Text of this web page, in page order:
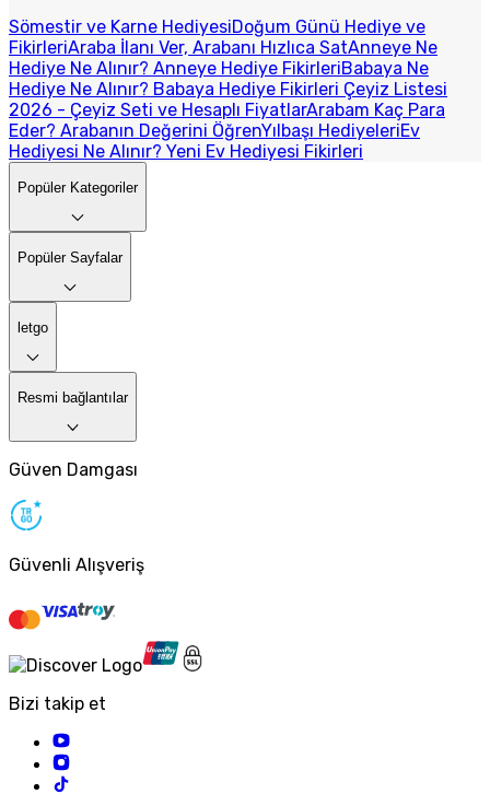
Sömestir ve Karne HediyesiDoğum Günü Hediye ve
FikirleriAraba İlanı Ver, Arabanı Hızlıca SatAnneye Ne
Hediye Ne Alınır? Anneye Hediye FikirleriBabaya Ne
Hediye Ne Alınır? Babaya Hediye Fikirleri Çeyiz Listesi
2026 - Çeyiz Seti ve Hesaplı FiyatlarArabam Kaç Para
Eder? Arabanın Değerini ÖğrenYılbaşı HediyeleriEv
Hediyesi Ne Alınır? Yeni Ev Hediyesi Fikirleri
Popüler Kategoriler
Popüler Sayfalar
letgo
Resmi bağlantılar
Güven Damgası
Güvenli Alışveriş
Bizi takip et